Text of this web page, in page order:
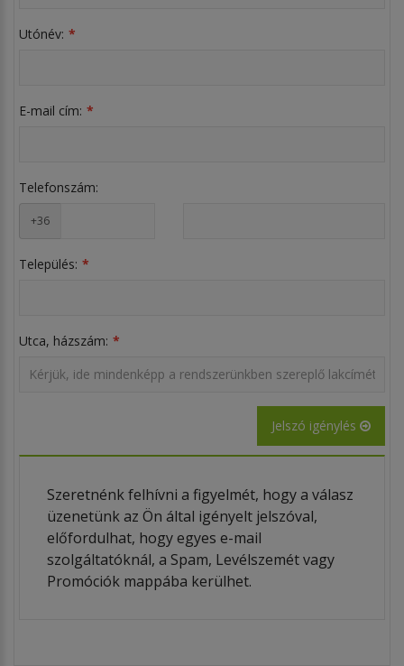
Utónév:
E-mail cím:
Telefonszám:
+36
Település:
Utca, házszám:
Jelszó igénylés
Szeretnénk felhívni a figyelmét, hogy a válasz
üzenetünk az Ön által igényelt jelszóval,
előfordulhat, hogy egyes e-mail
szolgáltatóknál, a Spam, Levélszemét vagy
Promóciók mappába kerülhet.